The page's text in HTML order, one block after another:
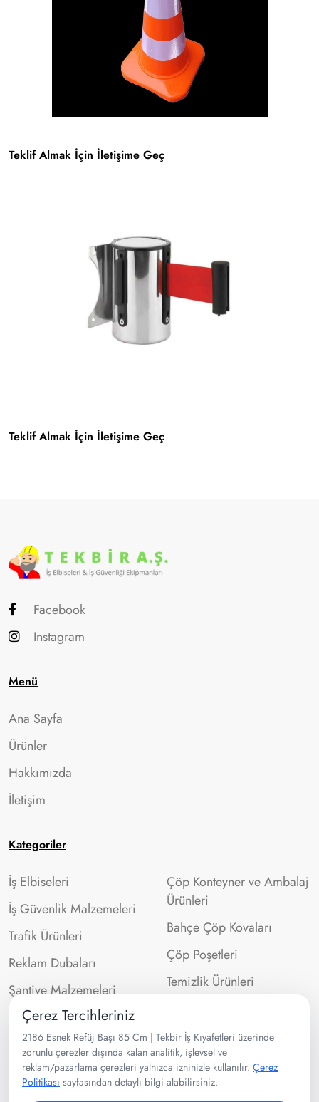
Teklif Almak İçin İletişime Geç
Teklif Almak İçin İletişime Geç
Facebook
Instagram
Menü
Ana Sayfa
Ürünler
Hakkımızda
İletişim
Kategoriler
İş Elbiseleri
İş Güvenlik Malzemeleri
Trafik Ürünleri
Reklam Dubaları
Şantiye Malzemeleri
Çöp Konteyner ve Ambalaj
Ürünleri
Bahçe Çöp Kovaları
Çöp Poşetleri
Temizlik Ürünleri
İletişim Bilgileri
0532 302 99 43
Çerez Tercihleriniz
2186 Esnek Refüj Başı 85 Cm | Tekbir İş Kıyafetleri üzerinde
zorunlu çerezler dışında kalan analitik, işlevsel ve
reklam/pazarlama çerezleri yalnızca izninizle kullanılır. Çerez
Politikası sayfasından detaylı bilgi alabilirsiniz.